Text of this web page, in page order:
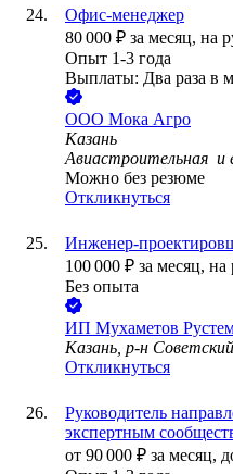
Офис-менеджер
80 000 ₽ за месяц, на
Опыт 1-3 года
Выплаты: Два раза в
ООО Мока Агро
Казань
Авиастроительная и
Можно без резюме
Откликнуться
Инженер-
100 000 ₽ за месяц, на
Без опыта
ИП Мухаметов
Казань, р-н Советский
Откликнуться
Руководитель
экспертным
от 90 000 ₽ за месяц,